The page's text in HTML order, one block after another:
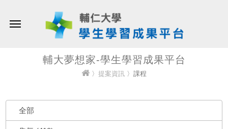
輔大夢想家-學生學習成果平台
〉 提案資訊 〉課程
全部